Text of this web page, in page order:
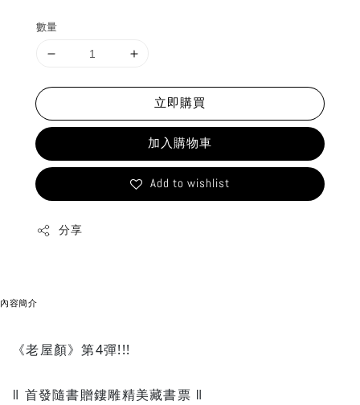
數量
立即購買
加入購物車
Add to wishlist
分享
內容簡介
《老屋顏》第4彈!!!
ǁ 首發隨書贈鏤雕精美藏書票 ǁ